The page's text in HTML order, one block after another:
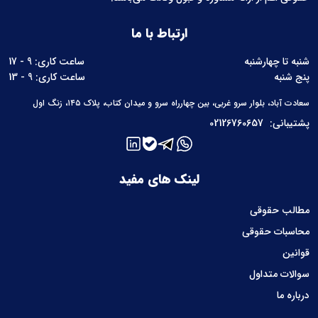
لینک های مفید
مطالب حقوقی
محاسبات حقوقی
قوانین
سوالات متداول
درباره ما
ارتباط با ما
شنبه تا چهارشنبه
ساعت کاری: 9 - 17
پنج شنبه
ساعت کاری: 9 - 13
سعادت آباد، بلوار سرو غربی، بین چهارراه سرو و میدان کتاب، پلاک ۱۴۵، زنگ اول
پشتیبانی: 02126760657